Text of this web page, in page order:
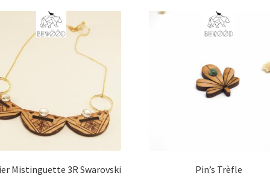
Mistinguette 3R Swarovski Pin’s Trèfle